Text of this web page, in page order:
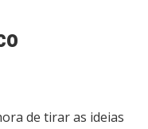
de tirar as ideias